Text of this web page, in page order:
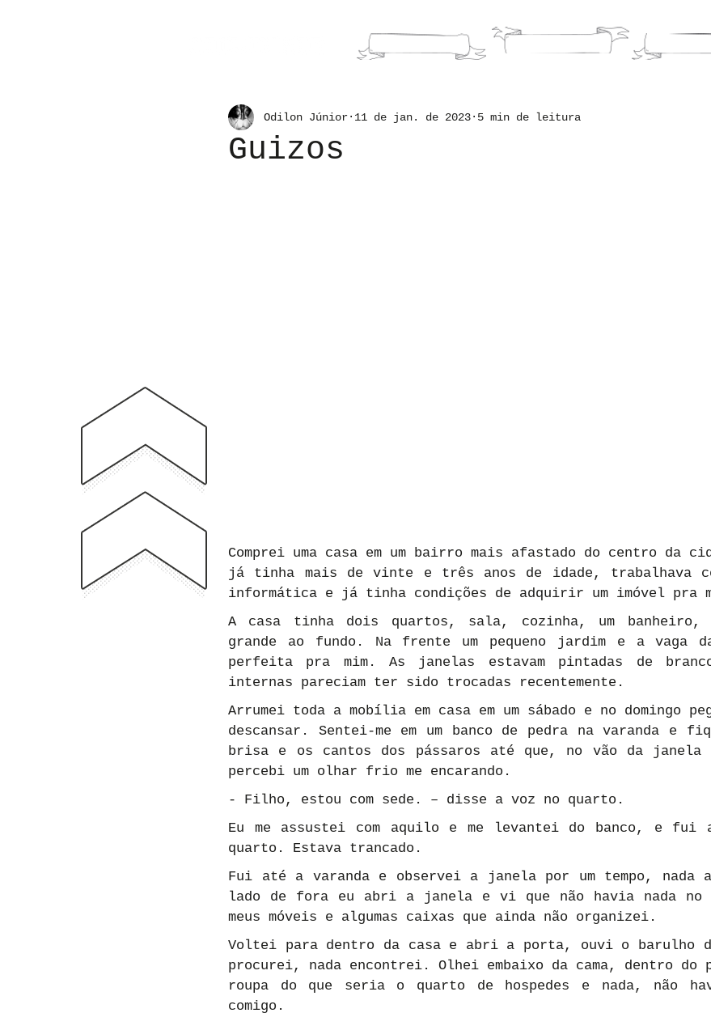
Guizos
Odilon Júnior 11 de jan. de 2023 5 min de leitura
Comprei uma casa em um bairro mais afastado do centro da
já tinha mais de vinte e três anos de idade, trabalhava
informática e já tinha condições de adquirir um imóvel pra
A casa tinha dois quartos, sala, cozinha, um banheiro,
grande ao fundo. Na frente um pequeno jardim e a vaga
perfeita pra mim. As janelas estavam pintadas de
internas pareciam ter sido trocadas recentemente.
Arrumei toda a mobília em casa em um sábado e no domingo
descansar. Sentei-me em um banco de pedra na varanda e
brisa e os cantos dos pássaros até que, no vão da janela
percebi um olhar frio me encarando.
- Filho, estou com sede. – disse a voz no quarto.
Eu me assustei com aquilo e me levantei do banco, e fui
quarto. Estava trancado.
Fui até a varanda e observei a janela por um tempo, nada
lado de fora eu abri a janela e vi que não havia nada no
meus móveis e algumas caixas que ainda não organizei.
Voltei para dentro da casa e abri a porta, ouvi o barulho
procurei, nada encontrei. Olhei embaixo da cama, dentro do
roupa do que seria o quarto de hospedes e nada, não
comigo.